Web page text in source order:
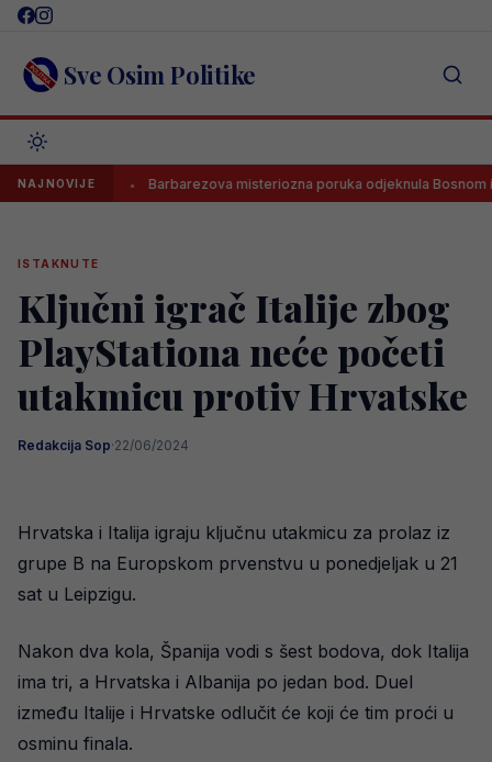
Skip
content Sve Osim Politike
NAJNOVIJEBarbarezova misteriozna poruka odjeknula Bosnom i
ISTAKNUTE
Ključni igrač Italije zbog
PlayStationa neće početi
utakmicu protiv Hrvatske
Redakcija Sop·22/06/2024
Hrvatska i Italija igraju ključnu utakmicu za prolaz iz
grupe B na Europskom prvenstvu u ponedjeljak u 21
sat u Leipzigu.
Nakon dva kola, Španija vodi s šest bodova, dok Italija
ima tri, a Hrvatska i Albanija po jedan bod. Duel
između Italije i Hrvatske odlučit će koji će tim proći u
osminu finala.